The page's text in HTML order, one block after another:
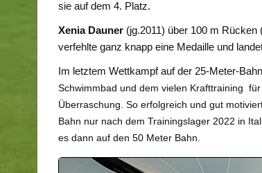
sie auf dem 4. Platz.
Xenia Dauner (jg.2011) über 100 m
verfehlte ganz knapp eine Medaille und
Im letztem Wettkampf auf der 25-Meter-
Schwimmbad und dem vielen Krafttraining
Überraschung. So erfolgreich und gut
Bahn nur nach dem Trainingslager 2022 in
es dann auf den 50 Meter Bahn.